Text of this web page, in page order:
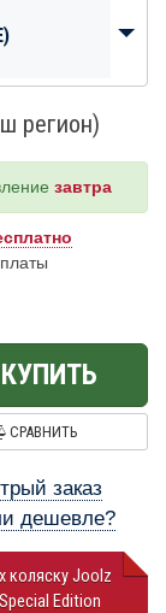
регион)
завтра
КУПИТЬ
СРАВНИТЬ
заказ
дешевле?
коляску Joolz
Edition